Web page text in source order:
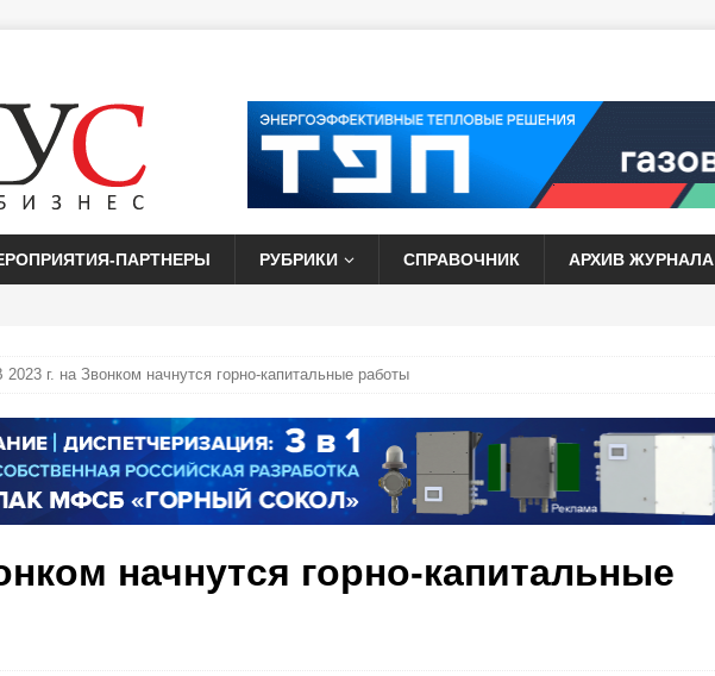
ПАРТНЕРЫ РУБРИКИ СПРАВОЧНИК АРХИВ ЖУРНАЛА
2023 г. на Звонком начнутся горно-капитальные работы
начнутся горно-капитальные